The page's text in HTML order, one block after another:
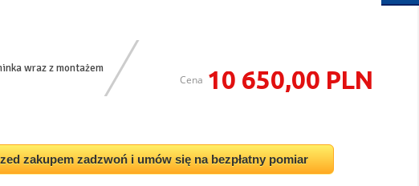
wraz z montażem
Cena 10 650,00 PLN
zakupem zadzwoń i umów się na bezpłatny pomiar